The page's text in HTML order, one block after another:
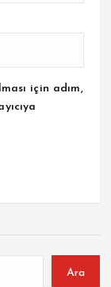
için adım,
Ara